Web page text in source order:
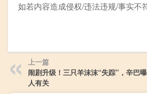
如若内容造成侵权/违法违规/事实不
上一篇
闹剧升级！三只羊沫沫“失踪”，辛巴
人有关